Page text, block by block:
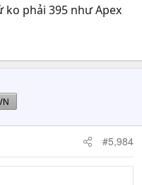
ko phải 395 như Apex
#5,984